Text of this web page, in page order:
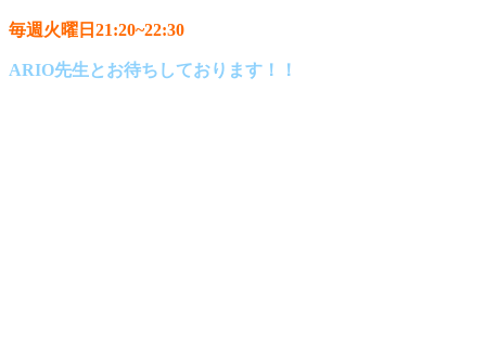
毎週火曜日21:20~22:30
ARIO先生とお待ちしております！！